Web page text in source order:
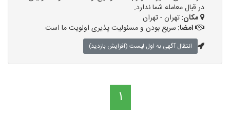
در قبال معامله شما ندارد.
مکان:تهران - تهران
امضا: سریع بودن و مسئولیت پذیری اولویت ما است
انتقال آگهی به اول لیست (افزایش بازدید)
1